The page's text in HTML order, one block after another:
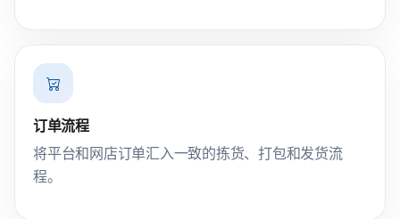
订单流程
将平台和网店订单汇入一致的拣货、打包和发货流
程。